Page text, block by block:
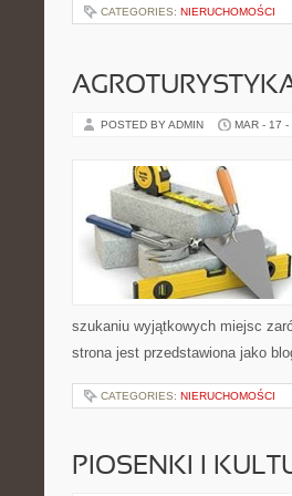
CATEGORIES: NIERUCHOMOŚCI
POSTED BY ADMIN MAR - 17 -
szukaniu wyjątkowych miejsc
strona jest przedstawiona jako
CATEGORIES: NIERUCHOMOŚCI
PIOSENKI I